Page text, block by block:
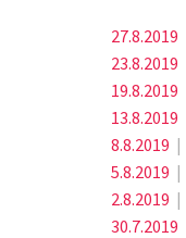
27.8.2019
23.8.2019
19.8.2019
13.8.2019
8.8.2019 |
5.8.2019 |
2.8.2019 |
30.7.2019